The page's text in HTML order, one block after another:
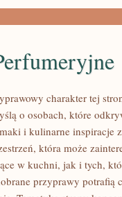
charakter tej
o osobach, które
i kulinarne inspiracje
która może
w kuchni, jak i tych,
przyprawy potrafią